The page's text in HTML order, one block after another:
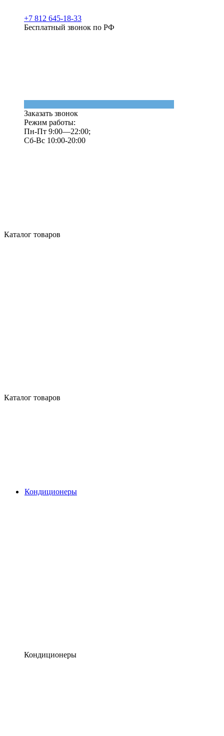
+7 812 645-18-33
Бесплатный звонок по РФ
Заказать звонок
Режим работы:
Пн-Пт 9:00—22:00;
Сб-Вс 10:00-20:00
Каталог товаров
Каталог товаров
Кондиционеры
Кондиционеры